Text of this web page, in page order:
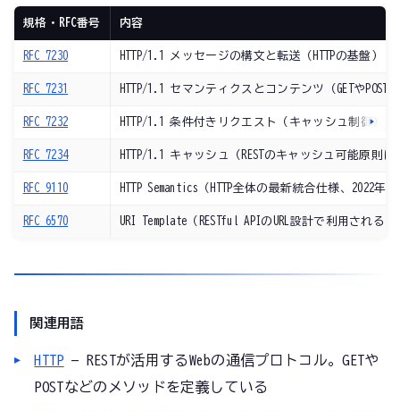
規格・RFC番号 内容
RFC 7230 HTTP/1.1 メッセージの構文と転送（HTTPの基盤）
RFC 7231 HTTP/1.1 セマンティクスとコンテンツ（GETやPOST
RFC 7232 HTTP/1.1 条件付きリクエスト（キャッシュ制御）
RFC 7234 HTTP/1.1 キャッシュ（RESTのキャッシュ可能原則に
RFC 9110 HTTP Semantics（HTTP全体の最新統合仕様、2022年）
RFC 6570 URI Template（RESTful APIのURL設計で利用される）
関連用語
HTTP — RESTが活用するWebの通信プロトコル。GETや
POSTなどのメソッドを定義している